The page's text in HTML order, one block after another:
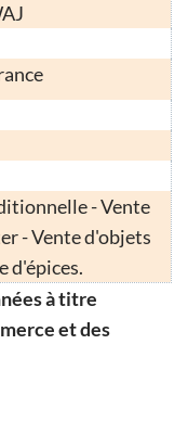
- Vente
- Vente d'objets
d'épices.
à titre
et des